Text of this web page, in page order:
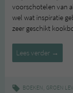
voorschotelen van
wel wat inspiratie
zeer geschikt
Lees verder Review:
→
BOEKEN, GROEN